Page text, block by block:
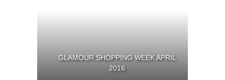
GLAMOUR SHOPPING WEEK APRIL
2016